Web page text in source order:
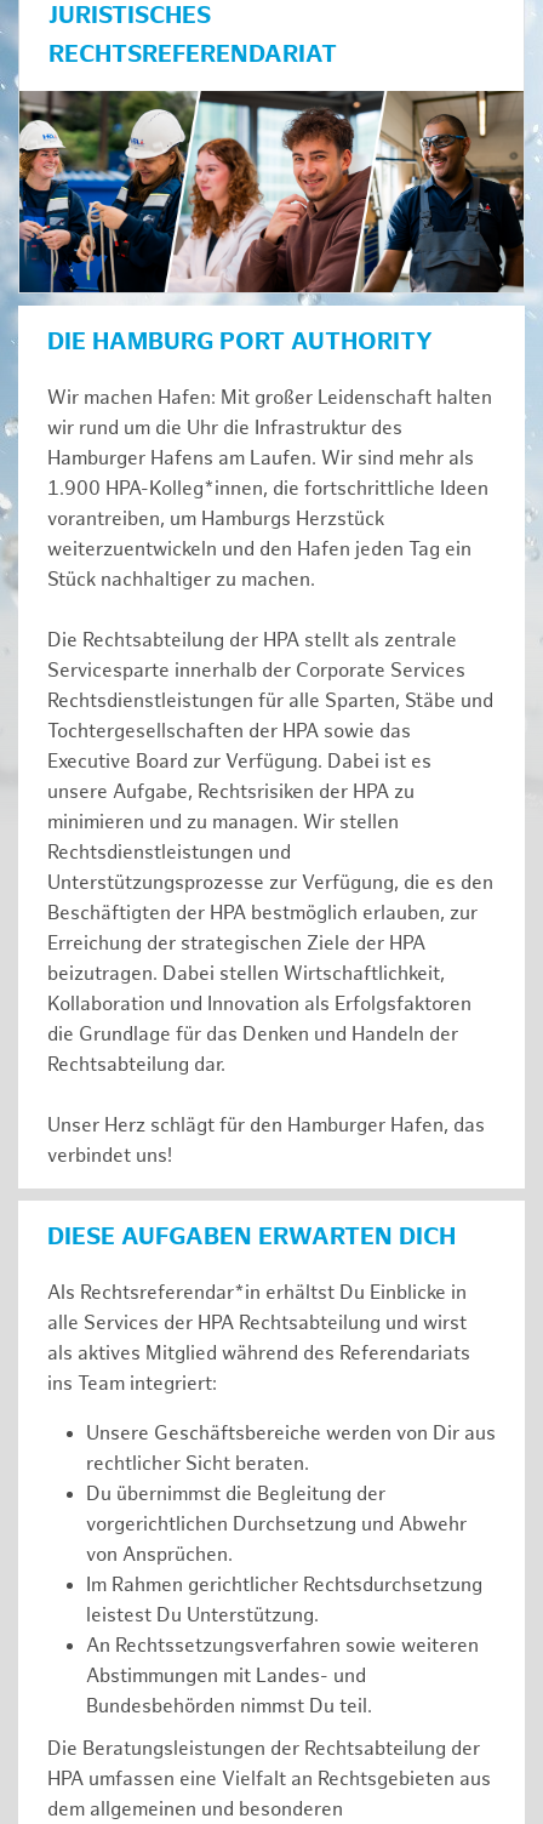
JURISTISCHES
RECHTSREFERENDARIAT
DIE HAMBURG PORT AUTHORITY
Wir machen Hafen: Mit großer Leidenschaft halten
wir rund um die Uhr die Infrastruktur des
Hamburger Hafens am Laufen. Wir sind mehr als
1.900 HPA-Kolleg*innen, die fortschrittliche Ideen
vorantreiben, um Hamburgs Herzstück
weiterzuentwickeln und den Hafen jeden Tag ein
Stück nachhaltiger zu machen.
Die Rechtsabteilung der HPA stellt als zentrale
Servicesparte innerhalb der Corporate Services
Rechtsdienstleistungen für alle Sparten, Stäbe und
Tochtergesellschaften der HPA sowie das
Executive Board zur Verfügung. Dabei ist es
unsere Aufgabe, Rechtsrisiken der HPA zu
minimieren und zu managen. Wir stellen
Rechtsdienstleistungen und
Unterstützungsprozesse zur Verfügung, die es den
Beschäftigten der HPA bestmöglich erlauben, zur
Erreichung der strategischen Ziele der HPA
beizutragen. Dabei stellen Wirtschaftlichkeit,
Kollaboration und Innovation als Erfolgsfaktoren
die Grundlage für das Denken und Handeln der
Rechtsabteilung dar.
Unser Herz schlägt für den Hamburger Hafen, das
verbindet uns!
DIESE AUFGABEN ERWARTEN DICH
Als Rechtsreferendar*in erhältst Du Einblicke in
alle Services der HPA Rechtsabteilung und wirst
als aktives Mitglied während des Referendariats
ins Team integriert:
Unsere Geschäftsbereiche werden von Dir aus
rechtlicher Sicht beraten.
Du übernimmst die Begleitung der
vorgerichtlichen Durchsetzung und Abwehr
von Ansprüchen.
Im Rahmen gerichtlicher Rechtsdurchsetzung
leistest Du Unterstützung.
An Rechtssetzungsverfahren sowie weiteren
Abstimmungen mit Landes- und
Bundesbehörden nimmst Du teil.
Die Beratungsleistungen der Rechtsabteilung der
HPA umfassen eine Vielfalt an Rechtsgebieten aus
dem allgemeinen und besonderen